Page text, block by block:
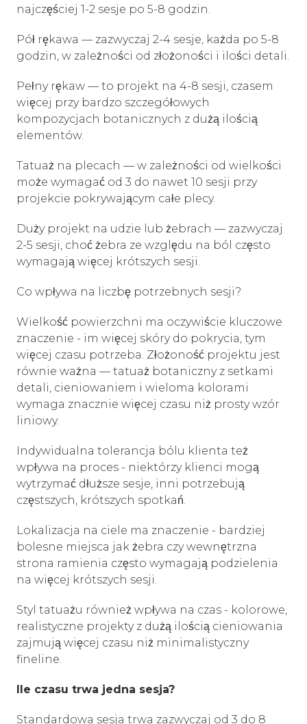
najczęściej 1-2 sesje po 5-8 godzin.
Pół rękawa — zazwyczaj 2-4 sesje, każda po 5-8
godzin, w zależności od złożoności i ilości detali.
Pełny rękaw — to projekt na 4-8 sesji, czasem
więcej przy bardzo szczegółowych
kompozycjach botanicznych z dużą ilością
elementów.
Tatuaż na plecach — w zależności od wielkości
może wymagać od 3 do nawet 10 sesji przy
projekcie pokrywającym całe plecy.
Duży projekt na udzie lub żebrach — zazwyczaj
2-5 sesji, choć żebra ze względu na ból często
wymagają więcej krótszych sesji.
Co wpływa na liczbę potrzebnych sesji?
Wielkość powierzchni ma oczywiście kluczowe
znaczenie - im więcej skóry do pokrycia, tym
więcej czasu potrzeba. Złożoność projektu jest
równie ważna — tatuaż botaniczny z setkami
detali, cieniowaniem i wieloma kolorami
wymaga znacznie więcej czasu niż prosty wzór
liniowy.
Indywidualna tolerancja bólu klienta też
wpływa na proces - niektórzy klienci mogą
wytrzymać dłuższe sesje, inni potrzebują
częstszych, krótszych spotkań.
Lokalizacja na ciele ma znaczenie - bardziej
bolesne miejsca jak żebra czy wewnętrzna
strona ramienia często wymagają podzielenia
na więcej krótszych sesji.
Styl tatuażu również wpływa na czas - kolorowe,
realistyczne projekty z dużą ilością cieniowania
zajmują więcej czasu niż minimalistyczny
fineline.
Ile czasu trwa jedna sesja?
Standardowa sesja trwa zazwyczaj od 3 do 8